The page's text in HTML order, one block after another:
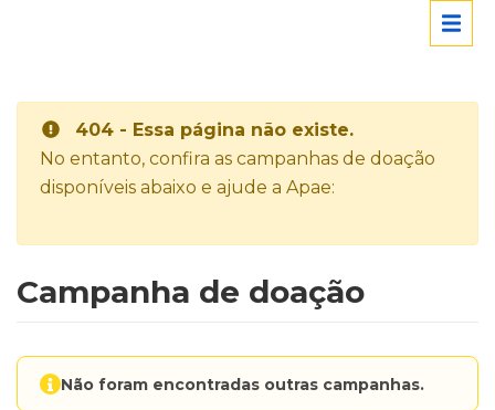
404 - Essa página não existe.
No entanto, confira as campanhas de doação
disponíveis abaixo e ajude a Apae:
Campanha de doação
Não foram encontradas outras campanhas.